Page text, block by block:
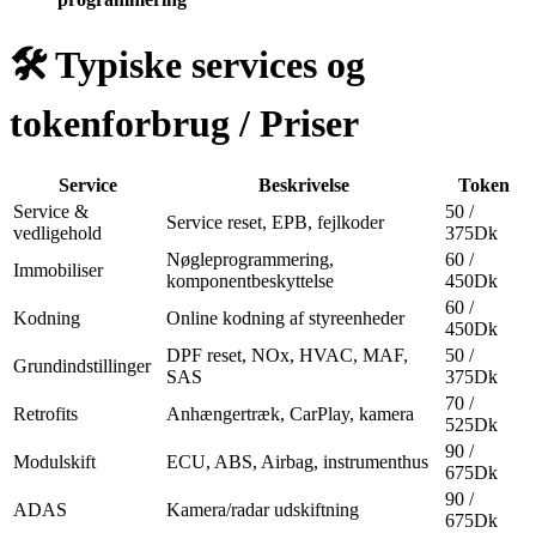
🛠Typiske services og
tokenforbrug / Priser
Service Beskrivelse
Token
Service &
vedligehold
Service reset, EPB, fejlkoder
50 /
375Dk
Immobiliser
Nøgleprogrammering,
komponentbeskyttelse
60 /
450Dk
Kodning
Online kodning af styreenheder
60 /
450Dk
Grundindstillinger
DPF reset, NOx, HVAC, MAF,
SAS
50 /
375Dk
Retrofits
Anhængertræk, CarPlay, kamera
70 /
525Dk
Modulskift
ECU, ABS, Airbag, instrumenthus
90 /
675Dk
ADAS
Kamera/radar udskiftning
90 /
675Dk